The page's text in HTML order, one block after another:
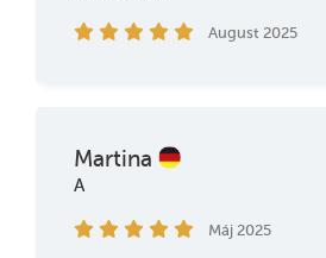
August 2025
Martina
A
Máj 2025